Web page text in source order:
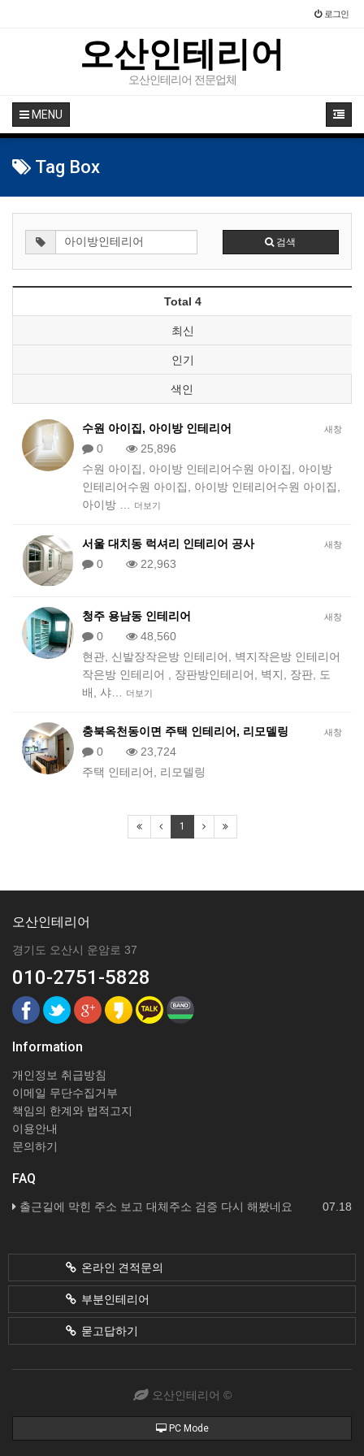
로그인
오산인테리어
오산인테리어 전문업체
MENU
Tag Box
검색
Total 4
최신
인기
색인
새창
수원 아이집, 아이방 인테리어
0
25,896
수원 아이집, 아이방 인테리어수원 아이집, 아이방
인테리어수원 아이집, 아이방 인테리어수원 아이집,
아이방 …
더보기
새창
서울 대치동 럭셔리 인테리어 공사
0
22,963
새창
청주 용남동 인테리어
0
48,560
현관, 신발장작은방 인테리어, 벽지작은방 인테리어
작은방 인테리어 , 장판방인테리어, 벽지, 장판, 도
배, 샤…
더보기
새창
충북옥천동이면 주택 인테리어, 리모델링
0
23,724
주택 인테리어, 리모델링
1
오산인테리어
경기도 오산시 운암로 37
010-2751-5828
Information
개인정보 취급방침
이메일 무단수집거부
책임의 한계와 법적고지
이용안내
문의하기
FAQ
07.18
출근길에 막힌 주소 보고 대체주소 검증 다시 해봤네요
온라인 견적문의
부분인테리어
묻고답하기
오산인테리어 ©
PC Mode